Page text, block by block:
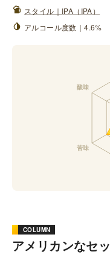
スタイル｜IPA（IPA）
アルコール度数｜4.6%
COLUMN
アメリカンなセ